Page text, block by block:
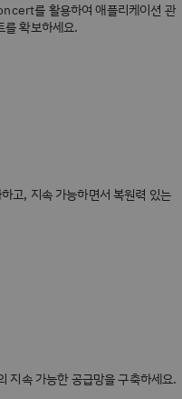
를 활용하여 애플리케이션 관
를 확보하세요.
고, 지속 가능하면서 복원력 있는
지속 가능한 공급망을 구축하세요.